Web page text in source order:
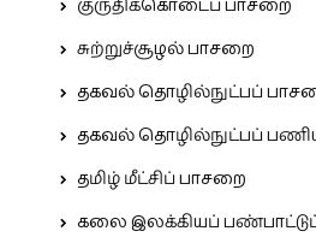
குருதிக்கொடைப் பாசறை
சுற்றுச்சூழல் பாசறை
தகவல் தொழில்நுட்பப்
தகவல் தொழில்நுட்பப்
தமிழ் மீட்சிப் பாசறை
கலை இலக்கியப்